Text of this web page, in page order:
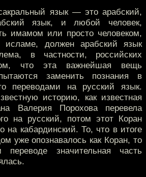
язык — это арабский,
язык, и любой человек,
имамом или просто человеком,
должен арабский язык
в частности, российских
что эта важнейшая вещь
заменить познания в
переводами на русский язык.
историю, как известная
Валерия Порохова перевела
на русский, потом этот Коран
на кабардинский. То, что в итоге
уже опознавалось как Коран, то
значительная часть